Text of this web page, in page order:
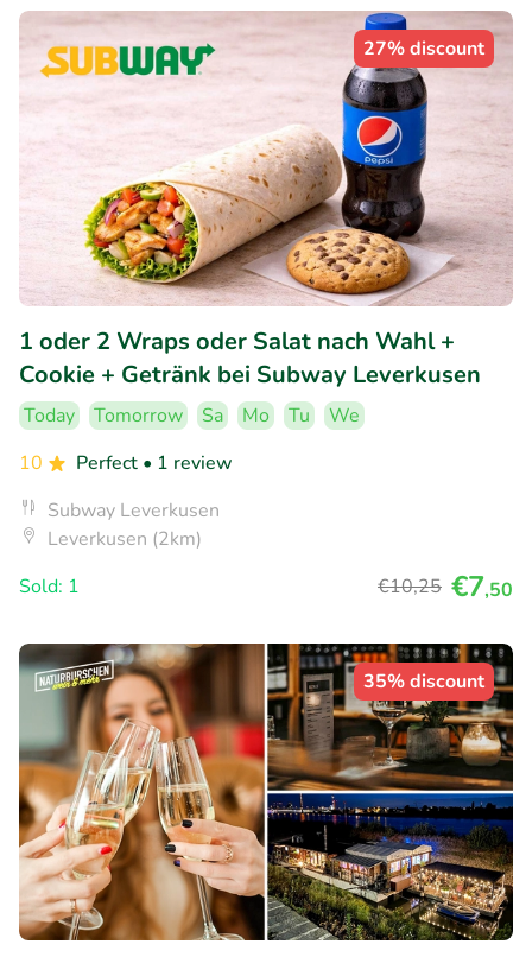
27% discount
1 oder 2 Wraps oder Salat nach Wahl +
Cookie + Getränk bei Subway Leverkusen
Today Tomorrow Sa Mo Tu
We
10
Perfect • 1 review
Subway Leverkusen
Leverkusen (2km)
Sold: 1
€10,25 €7,50
35% discount